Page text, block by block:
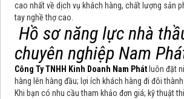
cao nhất về dịch vụ khách hàng, chất lượng sản
tay nghề thợ cao.
Hồ sơ năng lực nhà
chuyên nghiệp Nam
Công Ty TNHH Kinh Doanh Nam Phát luôn đặt
hàng lên hàng đầu; lợi ích khách hàng đi đôi
Khi bạn có nhu cầu tham khảo đơn giá; kỹ thuật